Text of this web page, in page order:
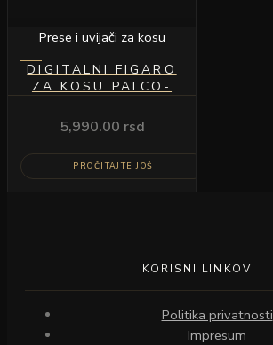
Prese i uvijači za kosu
DIGITALNI FIGARO
ZA KOSU PALCO-
5,990.00 rsd
PROČITAJTE JOŠ
KORISNI LINKOVI
Politika privatnosti
Impresum